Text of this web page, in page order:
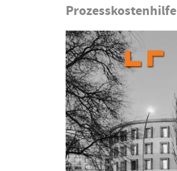
Prozesskostenhilfe